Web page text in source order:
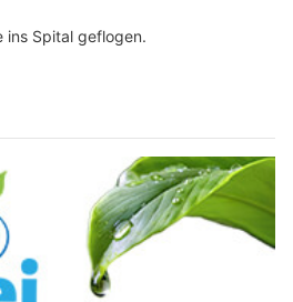
ins Spital geflogen.